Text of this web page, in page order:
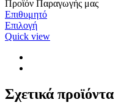
Προϊόν Παραγωγής μας
Επιθυμητό
ΕπιλογήΑυτό
το
Οι
επιλογές
Quick view
Σχετικά προϊόντα